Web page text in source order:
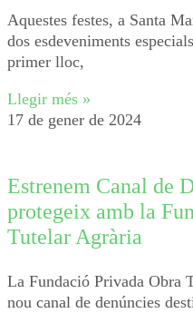
Aquestes festes, a Santa
dos esdeveniments
primer lloc,
Llegir més »
17 de gener de 2024
Estrenem Canal de
protegeix amb la
Tutelar Agrària
La Fundació Privada Obra
nou canal de denúncies